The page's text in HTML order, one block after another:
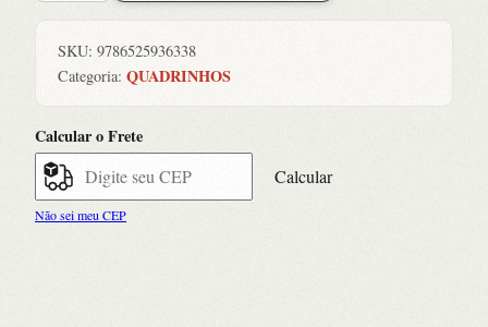
quantidade
SKU: 9786525936338
Categoria: QUADRINHOS
Calcular o Frete
Calcular
Não sei meu CEP